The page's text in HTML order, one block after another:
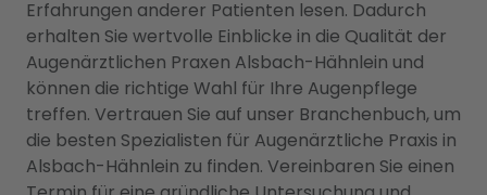
Erfahrungen anderer Patienten lesen. Dadurch
erhalten Sie wertvolle Einblicke in die Qualität der
Augenärztlichen Praxen Alsbach-Hähnlein und
können die richtige Wahl für Ihre Augenpflege
treffen. Vertrauen Sie auf unser Branchenbuch, um
die besten Spezialisten für Augenärztliche Praxis in
Alsbach-Hähnlein zu finden. Vereinbaren Sie einen